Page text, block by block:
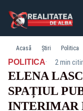
Acasă Știri Politica
POLITICA· 2 min
ELENA
SPAȚIUL
INTERIMAR